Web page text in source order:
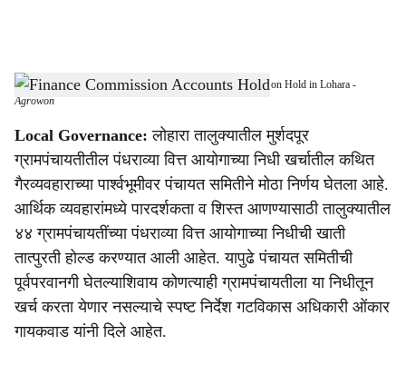
h
a
r
e
Finance Commission Accounts of 44 Gram Panchayats Put on Hold in Lohara -
Agrowon
Local Governance: लोहारा तालुक्यातील मुर्शदपूर
ग्रामपंचायतीतील पंधराव्या वित्त आयोगाच्या निधी खर्चातील कथित
गैरव्यवहाराच्या पार्श्वभूमीवर पंचायत समितीने मोठा निर्णय घेतला आहे.
आर्थिक व्यवहारांमध्ये पारदर्शकता व शिस्त आणण्यासाठी तालुक्यातील
४४ ग्रामपंचायतींच्या पंधराव्या वित्त आयोगाच्या निधीची खाती
तात्पुरती होल्ड करण्यात आली आहेत. यापुढे पंचायत समितीची
पूर्वपरवानगी घेतल्याशिवाय कोणत्याही ग्रामपंचायतीला या निधीतून
खर्च करता येणार नसल्याचे स्पष्ट निर्देश गटविकास अधिकारी ओंकार
गायकवाड यांनी दिले आहेत.